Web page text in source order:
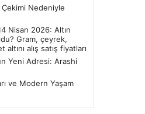
Çekimi Nedeniyle
Nisan 2026: Altın
Gram, çeyrek,
alış satış fiyatları
Yeni Adresi: Arashi
ve Modern Yaşam